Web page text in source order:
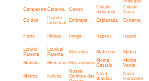
Campestre Catarina Centro
Cidade
Industrial
Cidade
Nova
Cuídos
Distrito
Industrial
Embrapa Esplanada Extrema
Horto Ilhotas Ininga Itaperu Itararé
Lorival
Parente
Lourival
Parente
Macaúba Mafrense Mafuá
Matinha Memorare Mocambinho Monte
Castelo
Monte
Verde
Morros Noivos
Nossa
Senhora das Nova
Brasília
Novo
Horizonte